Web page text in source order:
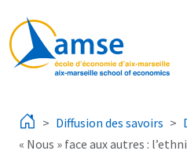
Diffusion des savoirs
« Nous » face aux autres :